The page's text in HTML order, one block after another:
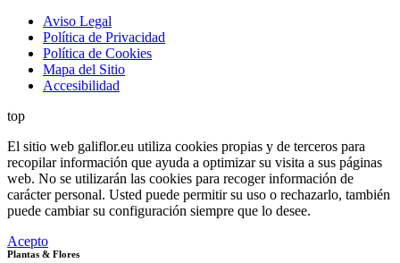
Aviso Legal
Política de Privacidad
Política de Cookies
Mapa del Sitio
Accesibilidad
top
El sitio web galiflor.eu utiliza cookies propias y de terceros para
recopilar información que ayuda a optimizar su visita a sus páginas
web. No se utilizarán las cookies para recoger información de
carácter personal. Usted puede permitir su uso o rechazarlo, también
puede cambiar su configuración siempre que lo desee.
Acepto
Plantas & Flores